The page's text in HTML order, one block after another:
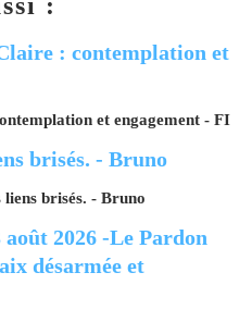
et engagement - FI
liens brisés. - Bruno